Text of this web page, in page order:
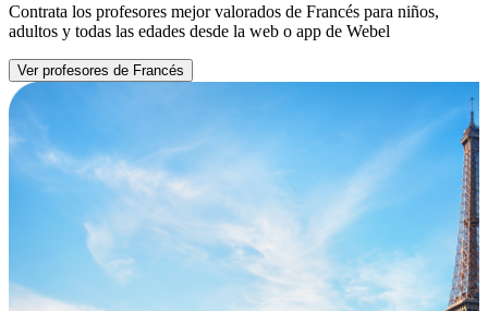
Contrata los profesores mejor valorados de Francés para niños,
adultos y todas las edades desde la web o app de Webel
Ver profesores de Francés